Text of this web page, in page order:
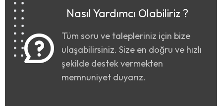
Nasıl Yardımcı Olabiliriz ?
Tüm soru ve talepleriniz için bize
ulaşabilirsiniz. Size en doğru ve hızlı
şekilde destek vermekten
memnuniyet duyarız.